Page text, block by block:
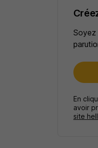
Soyez
En
avoir
site